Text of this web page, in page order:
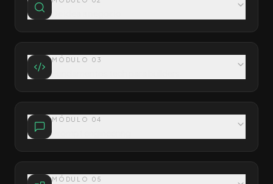
MÓDULO 03
MÓDULO 04
MÓDULO 05